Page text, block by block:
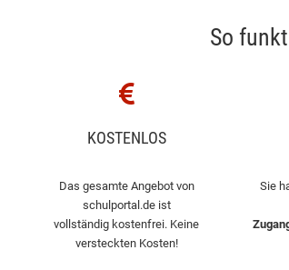
So
KOSTENLOS
Das gesamte Angebot von
schulportal.de ist
vollständig kostenfrei. Keine
versteckten Kosten!
Sie